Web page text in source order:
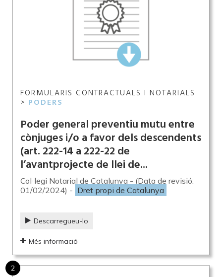
FORMULARIS CONTRACTUALS I NOTARIALS
> PODERS
Poder general preventiu mutu entre
cònjuges i/o a favor dels descendents
(art. 222-14 a 222-22 de
l’avantprojecte de llei de...
Col·legi Notarial de Catalunya - (Data de revisió:
01/02/2024) - Dret propi de Catalunya
Descarregueu-lo
Més informació
2